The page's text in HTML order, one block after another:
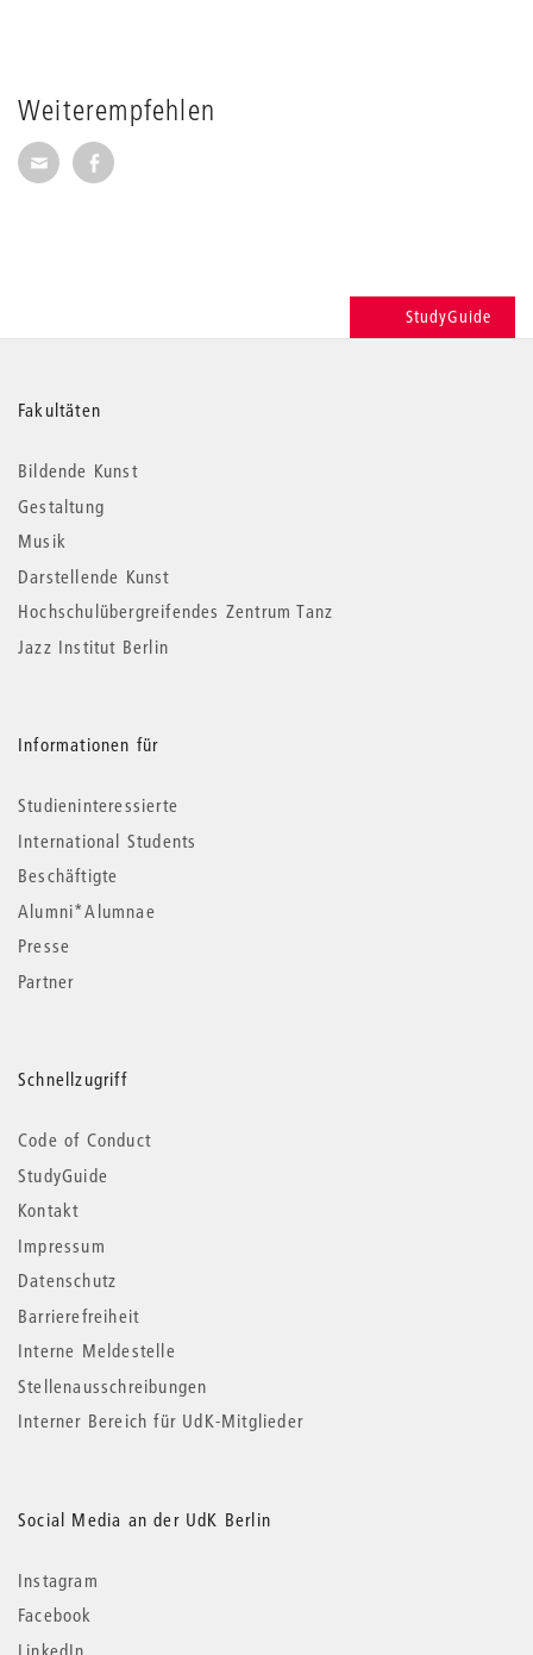
Weiterempfehlen
Seite per E-Mail weiterempfehlen
Seite auf Facebook weiterempfehlen
StudyGuide
Weitere
Informationen
Fakultäten
Bildende Kunst
Gestaltung
Musik
Darstellende Kunst
Hochschulübergreifendes Zentrum Tanz
Jazz Institut Berlin
Informationen für
Studieninteressierte
International Students
Beschäftigte
Alumni*Alumnae
Presse
Partner
Schnellzugriff
Code of Conduct
StudyGuide
Kontakt
Impressum
Datenschutz
Barrierefreiheit
Interne Meldestelle
Stellenausschreibungen
Interner Bereich für UdK-Mitglieder
Social Media an der UdK Berlin
Instagram
Facebook
LinkedIn